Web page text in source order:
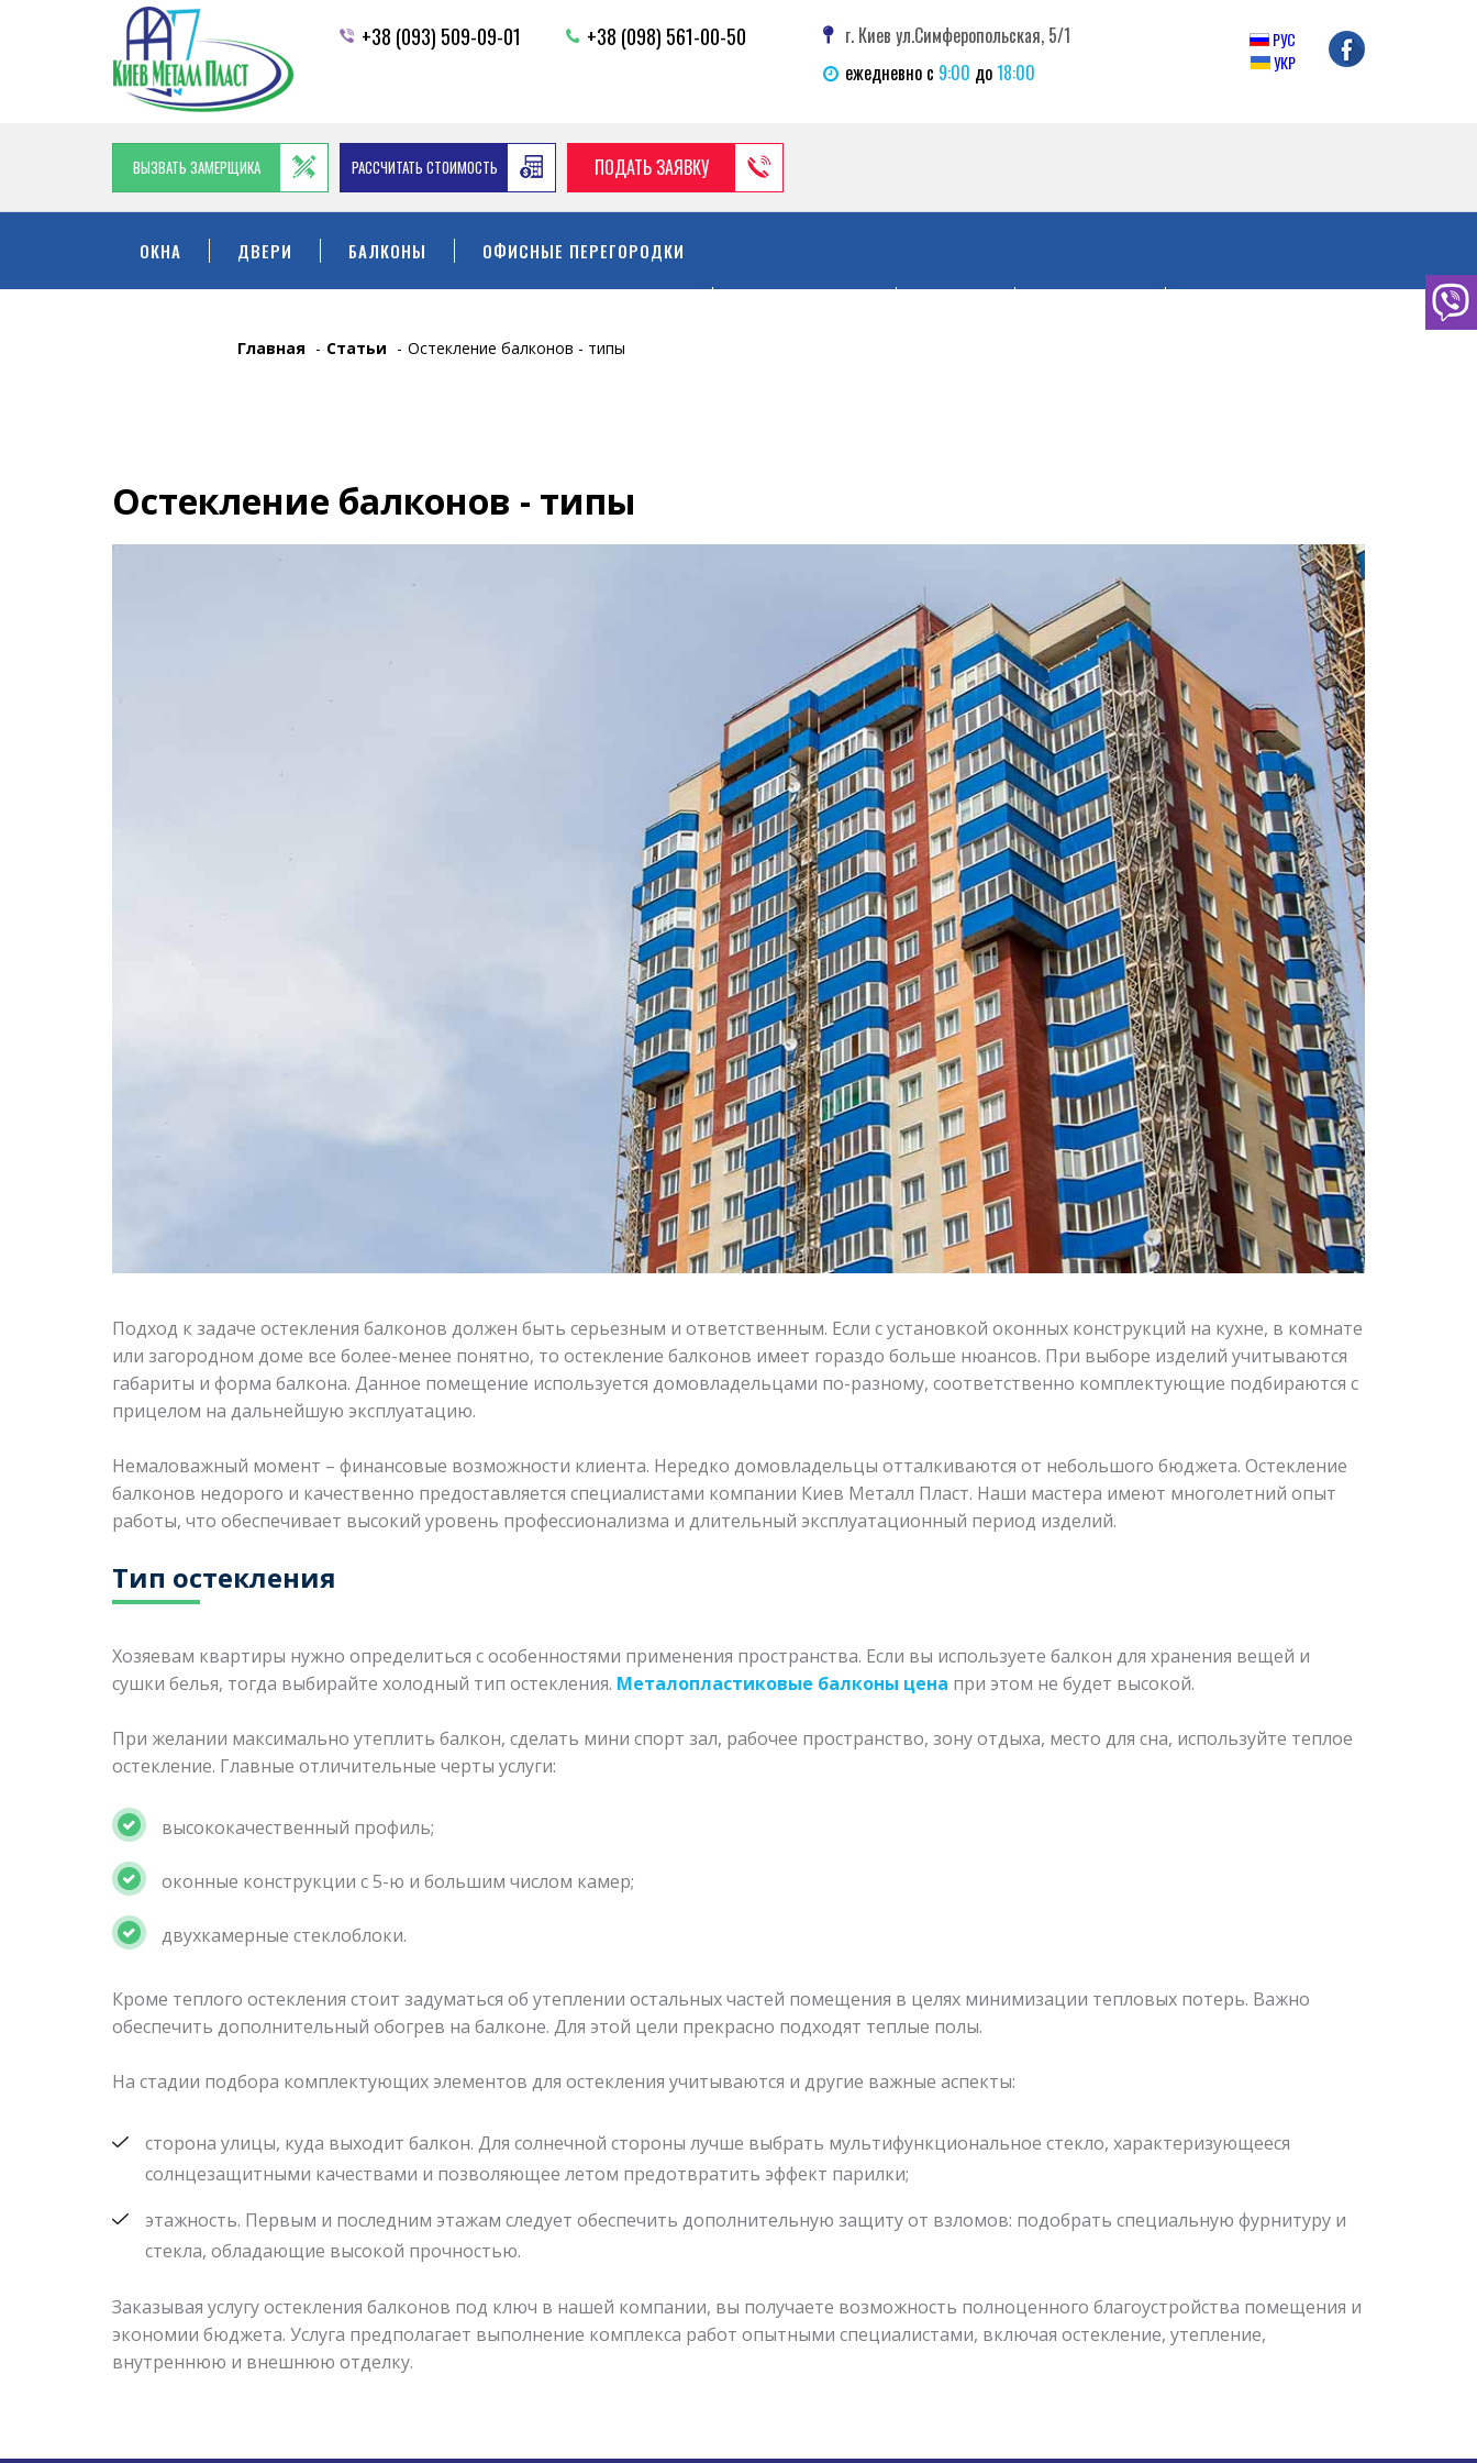
+38 (093) 509-09-01 +38 (098) 561-00-50
г. Киев ул.Симферопольская, 5/1
ежедневно с 9:00 до18:00
РУС
УКР
ВЫЗВАТЬ ЗАМЕРЩИКА РАССЧИТАТЬ СТОИМОСТЬ ПОДАТЬ ЗАЯВКУ
ОКНА ДВЕРИ БАЛКОНЫ
ОФИСНЫЕ ПЕРЕГОРОДКИ
Главная - Статьи - Остекление балконов - типы
Остекление балконов - типы
Подход к задаче остекления балконов должен быть серьезным и ответственным. Если с установкой оконных конструкций на кухне, в комнате
или загородном доме все более-менее понятно, то остекление балконов имеет гораздо больше нюансов. При выборе изделий учитываются
габариты и форма балкона. Данное помещение используется домовладельцами по-разному, соответственно комплектующие подбираются с
прицелом на дальнейшую эксплуатацию.
Немаловажный момент – финансовые возможности клиента. Нередко домовладельцы отталкиваются от небольшого бюджета. Остекление
балконов недорого и качественно предоставляется специалистами компании Киев Металл Пласт. Наши мастера имеют многолетний опыт
работы, что обеспечивает высокий уровень профессионализма и длительный эксплуатационный период изделий.
Тип остекления
Хозяевам квартиры нужно определиться с особенностями применения пространства. Если вы используете балкон для хранения вещей и
сушки белья, тогда выбирайте холодный тип остекления. Металопластиковые балконы цена при этом не будет высокой.
При желании максимально утеплить балкон, сделать мини спорт зал, рабочее пространство, зону отдыха, место для сна, используйте теплое
остекление. Главные отличительные черты услуги:
высококачественный профиль;
оконные конструкции с 5-ю и большим числом камер;
двухкамерные стеклоблоки.
Кроме теплого остекления стоит задуматься об утеплении остальных частей помещения в целях минимизации тепловых потерь. Важно
обеспечить дополнительный обогрев на балконе. Для этой цели прекрасно подходят теплые полы.
На стадии подбора комплектующих элементов для остекления учитываются и другие важные аспекты:
сторона улицы, куда выходит балкон. Для солнечной стороны лучше выбрать мультифункциональное стекло, характеризующееся
солнцезащитными качествами и позволяющее летом предотвратить эффект парилки;
этажность. Первым и последним этажам следует обеспечить дополнительную защиту от взломов: подобрать специальную фурнитуру и
стекла, обладающие высокой прочностью.
Заказывая услугу остекления балконов под ключ в нашей компании, вы получаете возможность полноценного благоустройства помещения и
экономии бюджета. Услуга предполагает выполнение комплекса работ опытными специалистами, включая остекление, утепление,
внутреннюю и внешнюю отделку.